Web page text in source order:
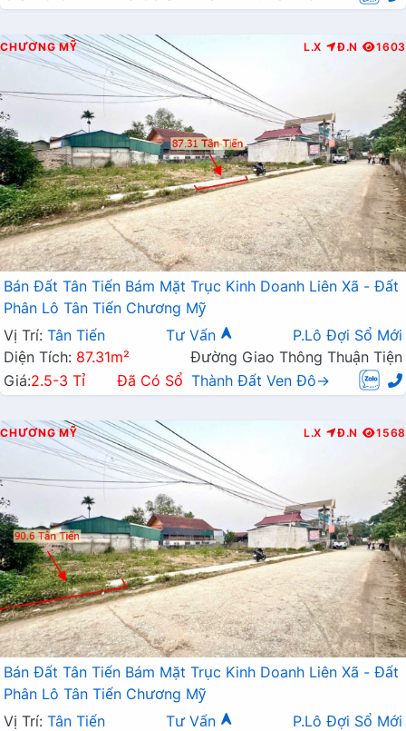
CHƯƠNG MỸ L.X Đ.N 1603
Bán Đất Tân Tiến Bám Mặt Trục Kinh Doanh Liên Xã - Đất
Phân Lô Tân Tiến Chương Mỹ
Vị Trí: Tân Tiến Tư Vấn
P.Lô Đợi Sổ Mới
Diện Tích: 87.31m²
Đường Giao Thông Thuận Tiện
Giá:2.5-3 Tỉ Đã Có Sổ Thành Đất Ven Đô→
CHƯƠNG MỸ L.X Đ.N 1568
Bán Đất Tân Tiến Bám Mặt Trục Kinh Doanh Liên Xã - Đất
Phân Lô Tân Tiến Chương Mỹ
Vị Trí: Tân Tiến Tư Vấn
P.Lô Đợi Sổ Mới